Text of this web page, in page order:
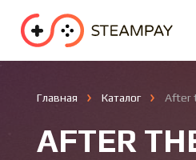
Спорт
Главная Каталог After
AFTER